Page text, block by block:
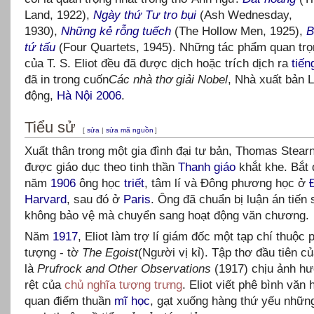
Land, 1922), Ngày thứ Tư tro bụi (Ash Wednesday,
1930), Những kẻ rỗng tuếch (The Hollow Men, 1925),
tứ tấu (Four Quartets, 1945). Những tác phẩm quan
của T. S. Eliot đều đã được dịch hoặc trích dịch ra
đã in trong cuốnCác nhà thơ giải Nobel, Nhà xuất bản
động, Hà Nội 2006.
Tiểu sử [ sửa | sửa mã nguồn ]
Xuất thân trong một gia đình đại tư bản, Thomas
được giáo dục theo tinh thần Thanh giáo khắt khe. Bắt
năm 1906 ông học triết, tâm lí và Đông phương học ở
Harvard, sau đó ở Paris. Ông đã chuẩn bị luận án tiến
không bảo vệ mà chuyển sang hoạt động văn chương.
Năm 1917, Eliot làm trợ lí giám đốc một tạp chí thuộc
tượng - tờ The Egoist(Người vị kỉ). Tập thơ đầu tiên
là Prufrock and Other Observations (1917) chịu ảnh
rệt của chủ nghĩa tượng trưng. Eliot viết phê bình văn
quan điểm thuần mĩ học, gạt xuống hàng thứ yếu